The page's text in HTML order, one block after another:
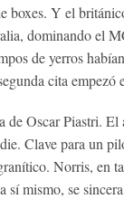
boxes. Y el
dominando el
de yerros
cita empezó
de Oscar Piastri. El
Clave para un
Norris, en
sí mismo, se